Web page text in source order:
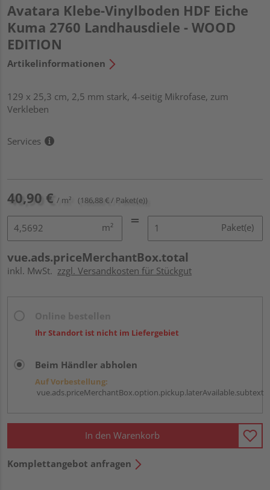
Avatara Klebe-Vinylboden HDF Eiche
Kuma 2760 Landhausdiele - WOOD
EDITION
Artikelinformationen
129 x 25,3 cm, 2,5 mm stark, 4-seitig Mikrofase, zum
Verkleben
Services
40,90 € / m² (186,88 € / Paket(e))
m² Paket(e)
vue.ads.priceMerchantBox.total
inkl. MwSt. zzgl. Versandkosten für Stückgut
Ihr Standort ist nicht im Liefergebiet
Beim Händler abholen
Auf Vorbestellung:
vue.ads.priceMerchantBox.option.pickup.laterAvailable.subtext
In den Warenkorb
Komplettangebot anfragen